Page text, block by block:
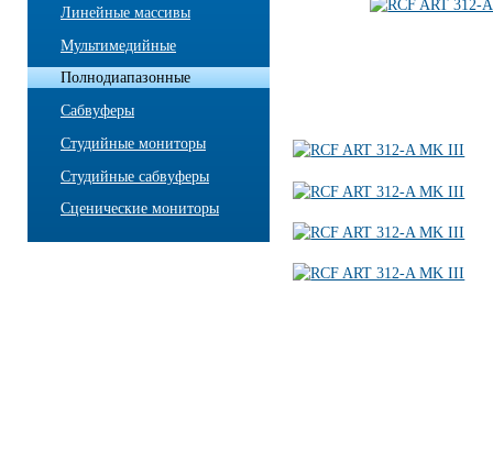
Линейные массивы
Мультимедийные
Полнодиапазонные
Сабвуферы
Студийные мониторы
Студийные сабвуферы
Сценические мониторы